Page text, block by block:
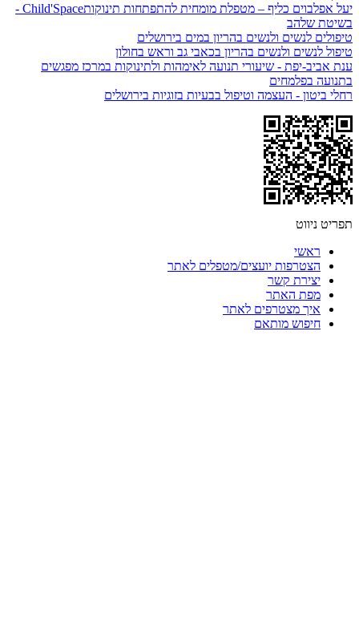
יעל אפלבוים כליף – מטפלת מומחית להתפתחות תינוקותChild'Space -
בשיטת שלהב
טיפולים לנשים ולנשים בהריון במים בירושלים
טיפול לנשים ולנשים בהריון בכאבי גב וראש בחולון
ענת אביב-יפת - שיעורי תנועה לאימהות ולתינוקות במרכז מפגשים
בתנועה בפלמחים
רחלי ביטון - העצמה וטיפול בבעיות בזוגיות בירושלים
תפריט ניווט
ראשי
הצטרפות יועצים/מטפלים לאתר
יצירת קשר
מפת האתר
איך מצטרפים לאתר
חיפוש מותאם